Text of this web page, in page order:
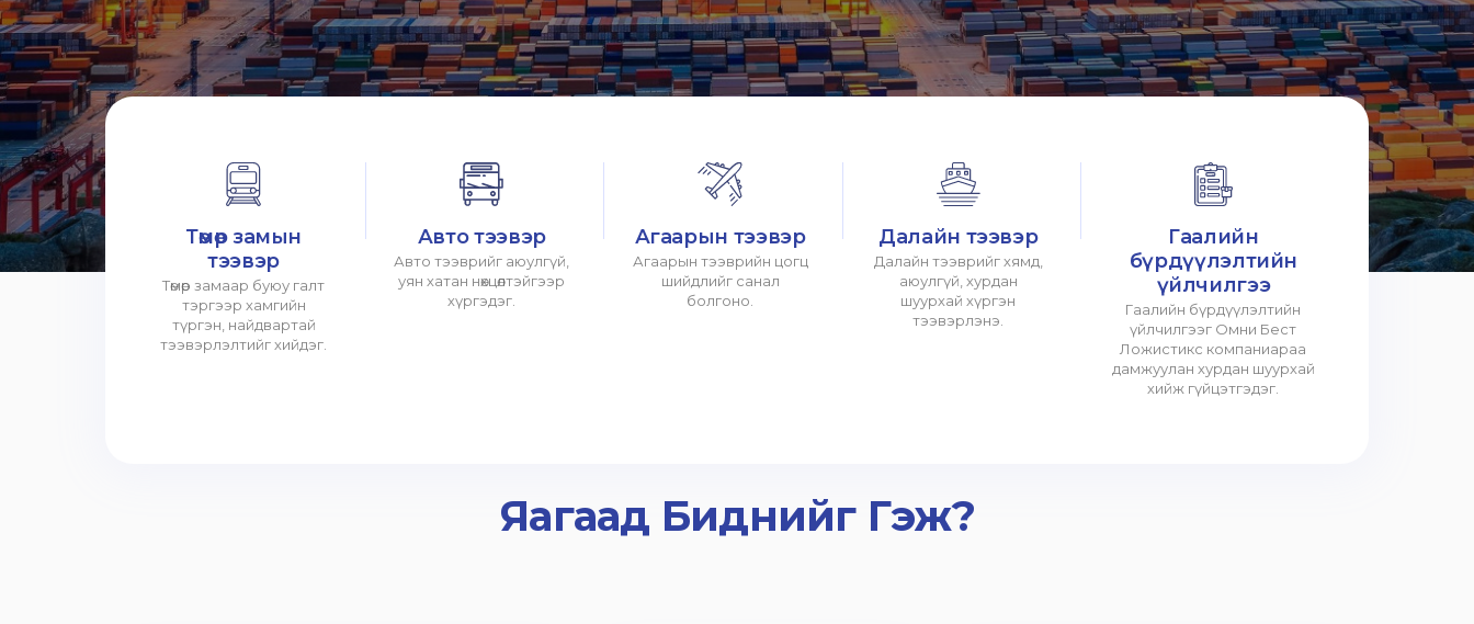
Төмөр замын
тээвэр
Төмөр замаар буюу галт
тэргээр хамгийн
түргэн, найдвартай
тээвэрлэлтийг хийдэг.
Авто тээвэр
Авто тээврийг аюулгүй,
уян хатан нөхцөлтэйгээр
хүргэдэг.
Агаарын тээвэр
Агаарын тээврийн цогц
шийдлийг санал
болгоно.
Далайн тээвэр
Далайн тээврийг хямд,
аюулгүй, хурдан
шуурхай хүргэн
тээвэрлэнэ.
Гаалийн
бүрдүүлэлтийн
үйлчилгээ
Гаалийн бүрдүүлэлтийн
үйлчилгээг Омни Бест
Ложистикс компаниараа
дамжуулан хурдан шуурхай
хийж гүйцэтгэдэг.
Яагаад Биднийг Гэж?